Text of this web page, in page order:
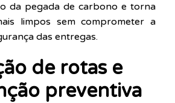
da pegada de carbono e torna
limpos sem comprometer a
das entregas.
de rotas e
preventiva